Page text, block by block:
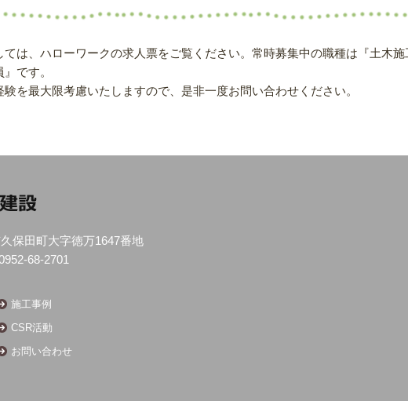
は、ハローワークの求人票をご覧ください。常時募集中の職種は『土木
です。
を最大限考慮いたしますので、是非一度お問い合わせください。
保田町大字徳万1647番地
68-2701
施工事例
CSR活動
お問い合わせ